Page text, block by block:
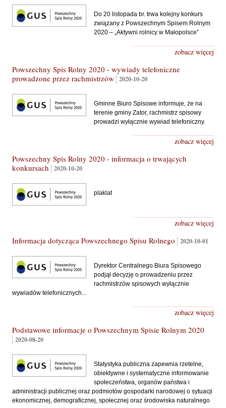
Do 20 listopada br. trwa kolejny konkurs
związany z Powszechnym Spisem Rolnym
2020 – „Aktywni rolnicy w Małopolsce”
zobacz więcej
Powszechny Spis Rolny 2020 - wywiady telefoniczne
prowadzone przez rachmistrzów
2020-10-20
Gminne Biuro Spisowe informuje, że na
terenie gminy Zator, rachmistrz spisowy
prowadzi wyłącznie wywiad telefoniczny.
zobacz więcej
Powszechny Spis Rolny 2020 - informacja o trwających
konkursach
2020-10-20
plaklat
zobacz więcej
Informacja dotycząca Powszechnego Spisu Rolnego 2020-10-01
Dyrektor Centralnego Biura Spisowego
podjął decyzję o prowadzeniu przez
rachmistrzów spisowych wyłącznie
wywiadów telefonicznych...
zobacz więcej
Podstawowe informacje o Powszechnym Spisie Rolnym 2020
2020-08-20
Statystyka publiczna zapewnia rzetelne,
obiektywne i systematyczne informowanie
społeczeństwa, organów państwa i
administracji publicznej oraz podmiotów gospodarki narodowej o sytuacji
ekonomicznej, demograficznej, społecznej oraz środowiska naturalnego